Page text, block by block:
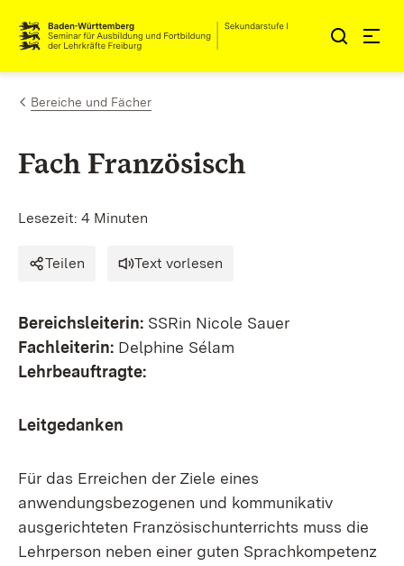
Zum Inhalt springen
Link zur Startseite
Bereiche und Fächer
Fach Französisch
Lesezeit: 4 Minuten
Teilen Text vorlesen
Bereichsleiterin: SSRin Nicole Sauer
Fachleiterin: Delphine Sélam
Lehrbeauftragte:
Leitgedanken
Für das Erreichen der Ziele eines
anwendungsbezogenen und kommunikativ
ausgerichteten Französischunterrichts muss die
Lehrperson neben einer guten Sprachkompetenz